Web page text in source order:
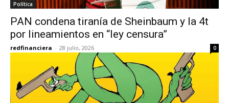
Política
PAN condena tiranía de Sheinbaum y la 4t
por lineamientos en “ley censura”
redfinanciera - 28 julio, 2026 0